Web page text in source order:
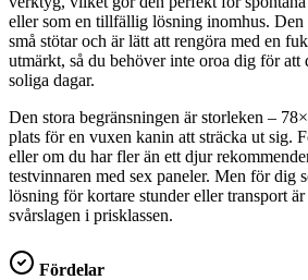
eller som en tillfällig lösning inomhus. Den
små stötar och är lätt att rengöra med en
utmärkt, så du behöver inte oroa dig för
soliga dagar.
Den stora begränsningen är storleken –
plats för en vuxen kanin att sträcka ut sig.
eller om du har fler än ett djur
testvinnaren med sex paneler. Men för dig
lösning för kortare stunder eller transport
svårslagen i prisklassen.
Fördelar